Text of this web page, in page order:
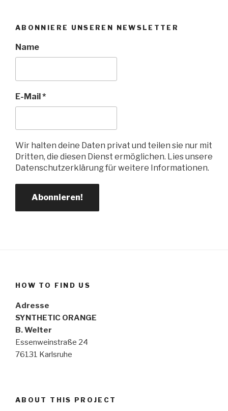
ABONNIERE UNSEREN NEWSLETTER
Name
E-Mail*
Wir halten deine Daten privat und teilen sie nur mit
Dritten, die diesen Dienst ermöglichen. Lies unsere
Datenschutzerklärung für weitere Informationen.
HOW TO FIND US
Adresse
SYNTHETIC ORANGE
B. Welter
Essenweinstraße 24
76131 Karlsruhe
ABOUT THIS PROJECT